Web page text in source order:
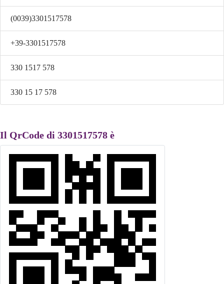
(0039)3301517578
+39-3301517578
330 1517 578
330 15 17 578
Il QrCode di 3301517578 è